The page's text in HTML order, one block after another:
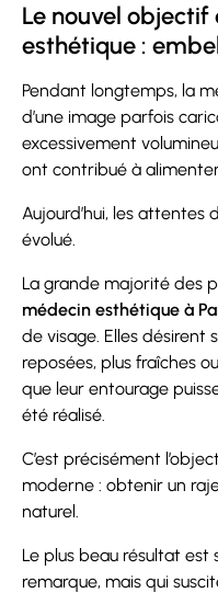
Le nouvel
esthétique :
Pendant longtemps, la
d’une image parfois
excessivement
ont contribué à
Aujourd’hui, les
évolué.
La grande majorité des
médecin esthétique à
de visage. Elles désirent
reposées, plus fraîches
que leur entourage
été réalisé.
C’est précisément
moderne : obtenir un
naturel.
Le plus beau résultat
remarque, mais qui